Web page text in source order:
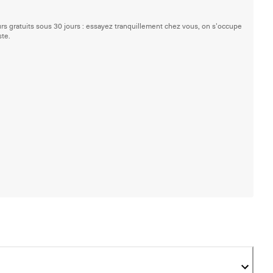
gratuits sous 30 jours : essayez tranquillement chez vous, on s'occupe